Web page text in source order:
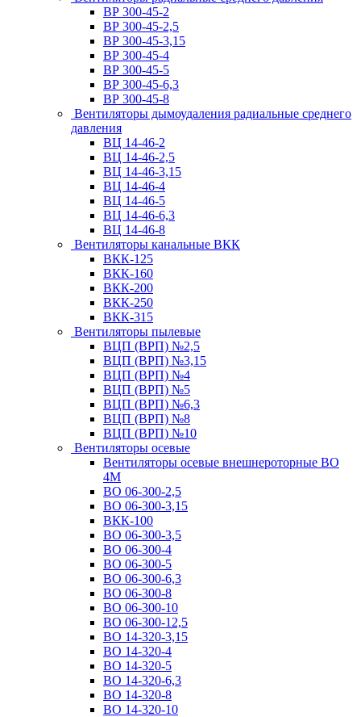
ВР 300-45-2
ВР 300-45-2,5
ВР 300-45-3,15
ВР 300-45-4
ВР 300-45-5
ВР 300-45-6,3
ВР 300-45-8
Вентиляторы дымоудаления радиальные среднего
давления
ВЦ 14-46-2
ВЦ 14-46-2,5
ВЦ 14-46-3,15
ВЦ 14-46-4
ВЦ 14-46-5
ВЦ 14-46-6,3
ВЦ 14-46-8
Вентиляторы канальные ВКК
ВКК-125
ВКК-160
ВКК-200
ВКК-250
ВКК-315
Вентиляторы пылевые
ВЦП (ВРП) №2,5
ВЦП (ВРП) №3,15
ВЦП (ВРП) №4
ВЦП (ВРП) №5
ВЦП (ВРП) №6,3
ВЦП (ВРП) №8
ВЦП (ВРП) №10
Вентиляторы осевые
Вентиляторы осевые внешнероторные ВО
4М
ВО 06-300-2,5
ВО 06-300-3,15
ВКК-100
ВО 06-300-3,5
ВО 06-300-4
ВО 06-300-5
ВО 06-300-6,3
ВО 06-300-8
ВО 06-300-10
ВО 06-300-12,5
ВО 14-320-3,15
ВО 14-320-4
ВО 14-320-5
ВО 14-320-6,3
ВО 14-320-8
ВО 14-320-10